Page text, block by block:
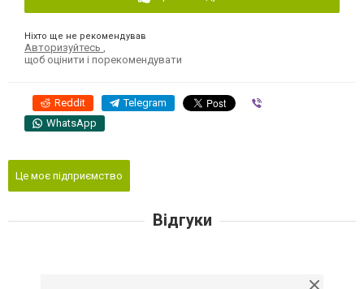
Ніхто ще не рекомендував
Авторизуйтесь
щоб оцінити і порекомендувати
Reddit Telegram
WhatsApp
Це моє підприємство
Відгуки